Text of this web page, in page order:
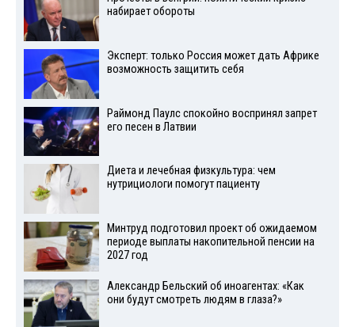
набирает обороты
Эксперт: только Россия может дать Африке
возможность защитить себя
Раймонд Паулс спокойно воспринял запрет
его песен в Латвии
Диета и лечебная физкультура: чем
нутрициологи помогут пациенту
Минтруд подготовил проект об ожидаемом
периоде выплаты накопительной пенсии на
2027 год
Александр Бельский об иноагентах: «Как
они будут смотреть людям в глаза?»